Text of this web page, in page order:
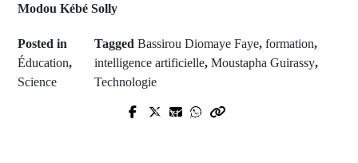
Modou Kébé Solly
Posted in
Éducation,
Science
TaggedBassirou Diomaye Faye,formation,
intelligence artificielle,Moustapha Guirassy,
Technologie
Disparition de Lansana Fadya : Une
Next Post